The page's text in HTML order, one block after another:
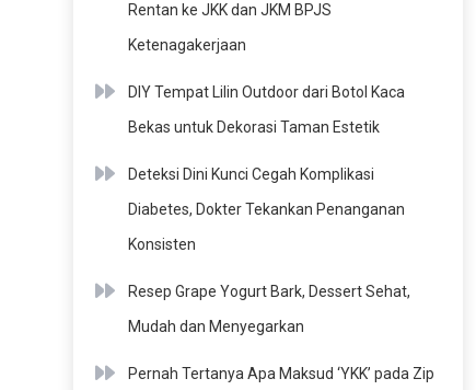
Rentan ke JKK dan JKM BPJS
Ketenagakerjaan
DIY Tempat Lilin Outdoor dari Botol Kaca
Bekas untuk Dekorasi Taman Estetik
Deteksi Dini Kunci Cegah Komplikasi
Diabetes, Dokter Tekankan Penanganan
Konsisten
Resep Grape Yogurt Bark, Dessert Sehat,
Mudah dan Menyegarkan
Pernah Tertanya Apa Maksud ‘YKK’ pada Zip